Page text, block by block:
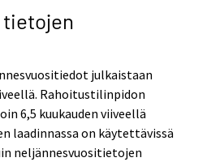
julkaistaan
Rahoitustilinpidon
6,5 kuukauden viiveellä
laadinnassa on käytettävissä
neljännesvuositietojen